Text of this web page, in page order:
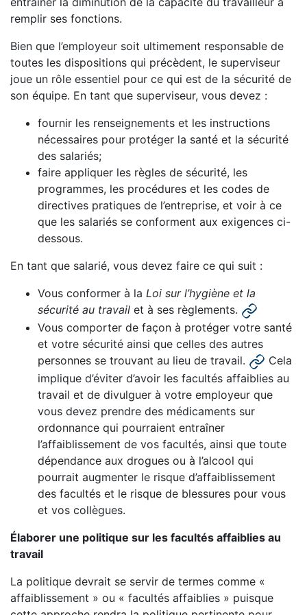
remplir ses fonctions.
Bien que l’employeur soit ultimement responsable de
toutes les dispositions qui précèdent, le superviseur
joue un rôle essentiel pour ce qui est de la sécurité de
son équipe. En tant que superviseur, vous devez :
fournir les renseignements et les instructions
nécessaires pour protéger la santé et la sécurité
des salariés;
faire appliquer les règles de sécurité, les
programmes, les procédures et les codes de
directives pratiques de l’entreprise, et voir à ce
que les salariés se conforment aux exigences ci-
dessous.
En tant que salarié, vous devez faire ce qui suit :
Vous conformer à la Loi sur l’hygiène et la
sécurité au travail et à ses règlements.
Vous comporter de façon à protéger votre santé
et votre sécurité ainsi que celles des autres
personnes se trouvant au lieu de travail.
Cela
implique d’éviter d’avoir les facultés affaiblies au
travail et de divulguer à votre employeur que
vous devez prendre des médicaments sur
ordonnance qui pourraient entraîner
l’affaiblissement de vos facultés, ainsi que toute
dépendance aux drogues ou à l’alcool qui
pourrait augmenter le risque d’affaiblissement
des facultés et le risque de blessures pour vous
et vos collègues.
Élaborer une politique sur les facultés affaiblies au
travail
La politique devrait se servir de termes comme «
affaiblissement » ou « facultés affaiblies » puisque